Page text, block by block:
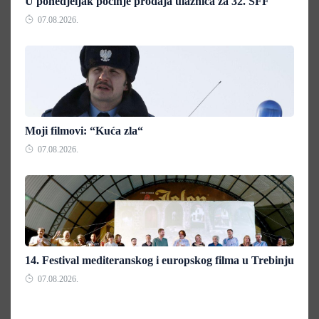
07.08.2026.
Moji filmovi: “Kuća zla“
07.08.2026.
14. Festival mediteranskog i europskog filma u Trebinju
07.08.2026.